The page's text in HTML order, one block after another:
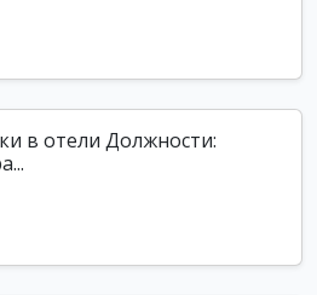
в отели Должности: